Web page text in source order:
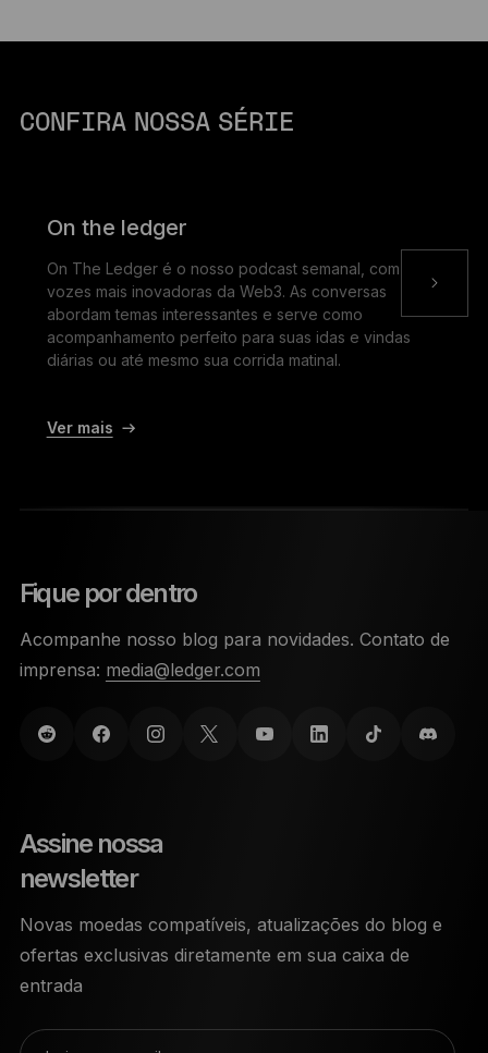
CONFIRA NOSSA SÉRIE
On the ledger
On The Ledger é o nosso podcast semanal, com as
vozes mais inovadoras da Web3. As conversas
abordam temas interessantes e serve como
acompanhamento perfeito para suas idas e vindas
diárias ou até mesmo sua corrida matinal.
Ver mais
Fique por dentro
Acompanhe nosso blog para novidades. Contato de
imprensa: media@ledger.com
Assine nossa
newsletter
Novas moedas compatíveis, atualizações do blog e
ofertas exclusivas diretamente em sua caixa de
entrada